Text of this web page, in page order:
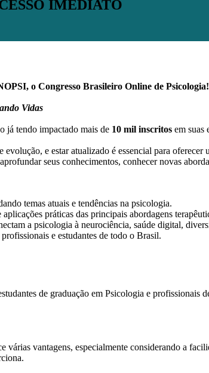
IMEDIATO
o Congresso Brasileiro Online de Psicologia!
Vidas
já tendo impactado mais de 10 mil inscritos em suas
evolução, e estar atualizado é essencial para
seus conhecimentos, conhecer novas
temas atuais e tendências na psicologia.
aplicações práticas das principais abordagens
a psicologia à neurociência, saúde digital,
e estudantes de todo o Brasil.
de graduação em Psicologia e profissionais
várias vantagens, especialmente considerando a